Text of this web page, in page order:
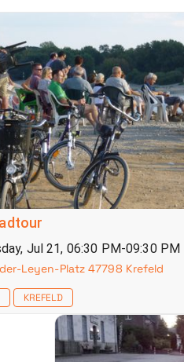
Jul 21, 06:30 PM-09:30 PM
Leyen-Platz 47798 Krefeld
KREFELD